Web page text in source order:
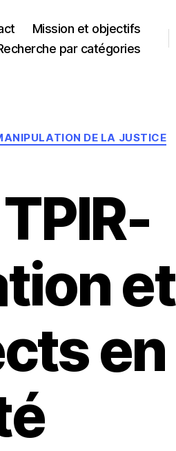
Mission et objectifs
par catégories
DE LA JUSTICE
et
en